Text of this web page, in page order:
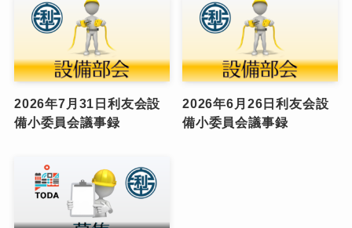
2026年7月31日利友会設
備小委員会議事録
2026年6月26日利友会設
備小委員会議事録